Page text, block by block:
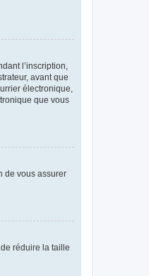
l’inscription,
avant que
électronique,
que vous
de vous assurer
réduire la taille